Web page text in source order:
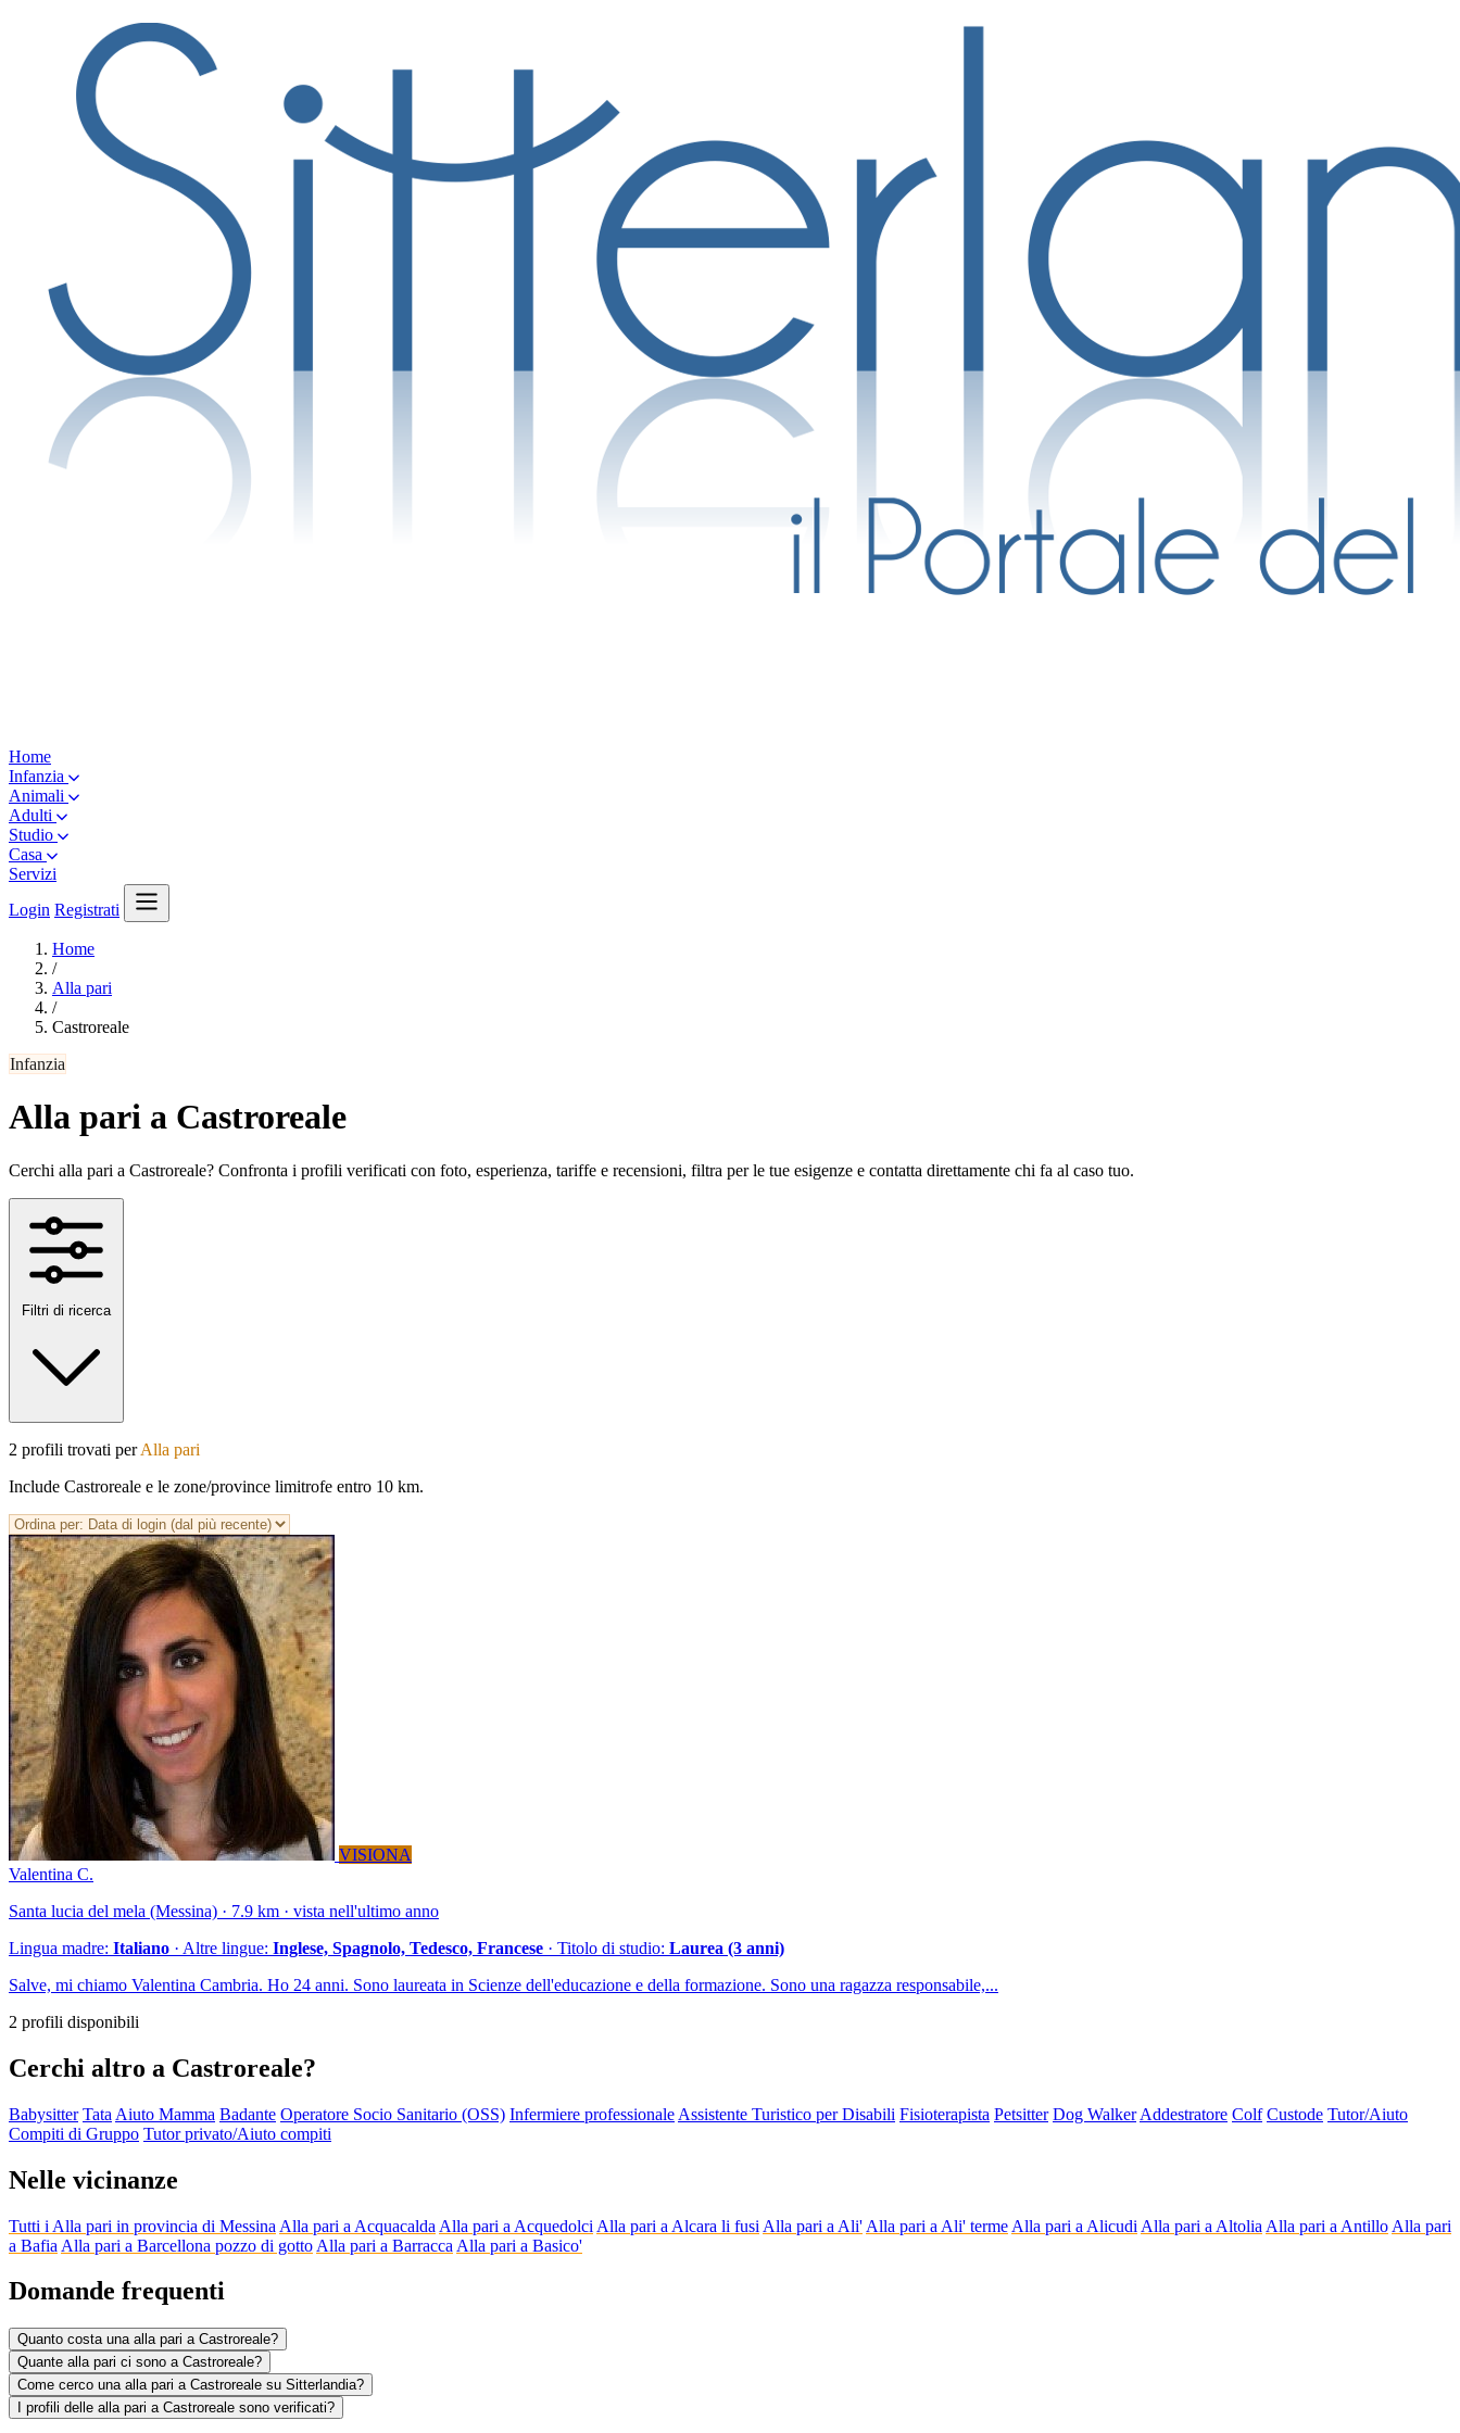
Home
Infanzia
Animali
Adulti
Studio
Casa
Servizi
Login Registrati
Home
/
Alla pari
/
Castroreale
Infanzia
Alla pari a Castroreale
Cerchi alla pari a Castroreale? Confronta i profili verificati con foto, esperienza, tariffe e recensioni, filtra per le tue esigenze e contatta direttamente chi fa al caso tuo.
Filtri di ricerca
2 profili trovati perAlla pari
Include Castroreale e le zone/province limitrofe entro 10 km.
VISIONA
Valentina C.
Santa lucia del mela (Messina) · 7.9 km · vista nell'ultimo anno
Lingua madre: Italiano · Altre lingue: Inglese, Spagnolo, Tedesco, Francese · Titolo di studio: Laurea (3 anni)
Salve, mi chiamo Valentina Cambria. Ho 24 anni. Sono laureata in Scienze dell'educazione e della formazione. Sono una ragazza responsabile,...
2 profili disponibili
Cerchi altro a Castroreale?
Babysitter Tata Aiuto Mamma Badante Operatore Socio Sanitario (OSS) Infermiere professionale Assistente Turistico per Disabili Fisioterapista Petsitter Dog Walker Addestratore Colf Custode Tutor/Aiuto
Compiti di Gruppo Tutor privato/Aiuto compiti
Nelle vicinanze
Tutti i Alla pari in provincia di Messina Alla pari a Acquacalda Alla pari a Acquedolci Alla pari a Alcara li fusi Alla pari a Ali' Alla pari a Ali' terme Alla pari a Alicudi Alla pari a Altolia Alla pari a Antillo Alla pari
a Bafia Alla pari a Barcellona pozzo di gotto Alla pari a Barracca Alla pari a Basico'
Domande frequenti
Quanto costa una alla pari a Castroreale?
Quante alla pari ci sono a Castroreale?
Come cerco una alla pari a Castroreale su Sitterlandia?
I profili delle alla pari a Castroreale sono verificati?